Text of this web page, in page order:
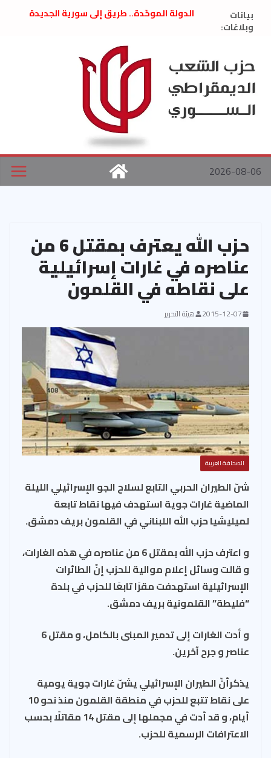
بيانات
وبلاغات:
الدولة الموحّدة.. طريق إلى سورية الجديدة
العام السابق لحزب الاتحاد الاشتراكي العربي
الديمقراطي
بلاغ صادر عن اجتماع اللجنة المركزية نيسان
2026
الحرب الأمريكية الإسرائيلية على نظام الملالي
في إيران .. بيان من حزب الشعب الديمقراطي
السوري
2026-08-06
حزب الله يعترف بمقتل 6 من
عناصره في غارات إسرائيلية
على نقاطه في القلمون
2015-12-07 هيئة التحرير
الصحافة العربية
شنّ الطيران الحربي التابع لسلاح الجو الإسرائيلي الليلة
الماضية غارات جوية استهدف فيها نقاط تابعة
لميليشيا حزب الله اللبناني في القلمون بريف دمشق.
و اعترف حزب الله بمقتل 6 من عناصره في هذه الغارات،
و قالت وسائل إعلام موالية للحزب إنّ الطائرات
الإسرائيلية استهدفت مقرًا تابعًا للحزب في بلدة
“فليطة” القلمونية بريف دمشق.
و أدت الغارات إلى تدمير المبنى بالكامل، و مقتل 6
عناصر و جرح آخرين.
يذكرأنّ الطيران الإسرائيلي يشنّ غارات جوية يومية
على نقاط تتبع للحزب في منطقة القلمون منذ نحو 10
أيام، و قد أدت في مجملها إلى مقتل 14 مقاتلًا بحسب
الاعترافات الرسمية للحزب.